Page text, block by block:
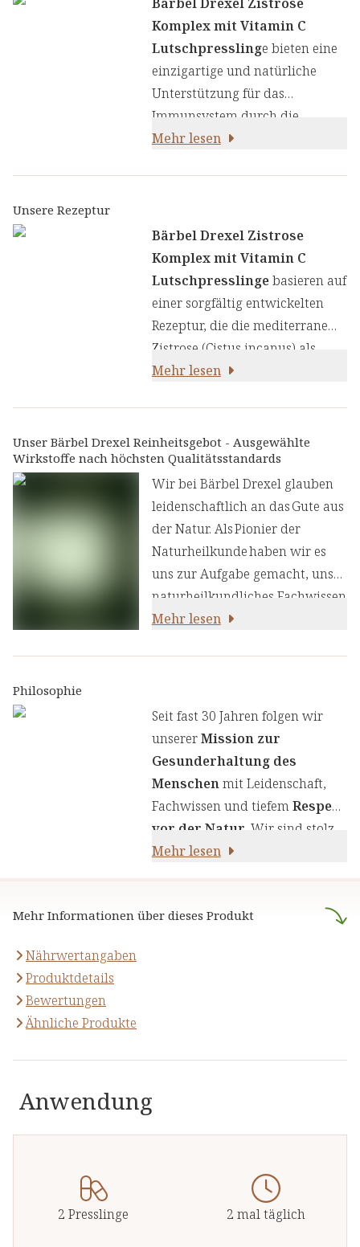
Komplex mit Vitamin C
Lutschpresslinge bieten eine
einzigartige und natürliche
Unterstützung für das
Immunsystem durch die
kraftvolle Kombination aus der
bildet die mediterrane Zistrose
(Cistus incanus), die reich an
wertvollen Polyphenolen mit
antioxidativen Eigenschaften ist.
Diese werden durch sorgfältig
ausgewählte Kräuter und
Vitamine ergänzt, die
unterstützen und für ein
und Rachenraum sorgen
können:
Mehr lesen
Unsere Rezeptur
Bärbel Drexel Zistrose
Komplex mit Vitamin C
Lutschpresslingebasieren auf
einer sorgfältig entwickelten
Rezeptur, die die mediterrane
Zistrose (Cistus incanus) als
Herzstück mit ausgewählten
schon seit dem Altertum von
den Griechen wegen Ihres
Harzes sehr geschätzt, während
Thymian und Oregano mit ihren
charakteristischen
Eigenschaften der ätherischen
Öle die Rezeptur optimal
ergänzen.
Mehr lesen
Unser Bärbel Drexel Reinheitsgebot - Ausgewählte
Wirkstoffe nach höchsten Qualitätsstandards
Wir bei Bärbel Drexel glauben
leidenschaftlich an das Gute aus
der Natur. Als Pionier der
Naturheilkunde haben wir es
uns zur Aufgabe gemacht, unser
naturheilkundliches Fachwissen
und unsere Erfahrung mit den
Wir legen großen Wert auf
einen genauen Auswahlprozess
unserer Inhaltsstoffe, um Ihnen
sorgfältig zusammengestellte
Produkte zu liefern. Wir nutzen
die Kraft von Kräutern,
Pflanzenstoffen und anderen
Wohlbefinden.
Mehr lesen
Mehr Informationen über dieses Produkt
Nährwertangaben
Produktdetails
Bewertungen
Ähnliche Produkte
Anwendung
2 Presslinge 2 mal täglich
Philosophie
Seit fast 30 Jahren folgen wir
unsererMission zur
Gesunderhaltung des
Menschenmit Leidenschaft,
Fachwissen und tiefemRespekt
vor der Natur . Wir sind stolz
darauf,naturreine Produkte
stützen.
Mehr lesen